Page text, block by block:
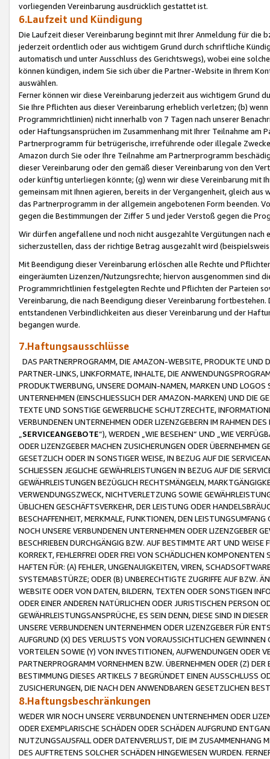
vorliegenden Vereinbarung ausdrücklich gestattet ist.
6.Laufzeit und Kündigung
Die Laufzeit dieser Vereinbarung beginnt mit Ihrer Anmeldung für die
jederzeit ordentlich oder aus wichtigem Grund durch schriftliche
automatisch und unter Ausschluss des Gerichtswegs), wobei eine
können kündigen, indem Sie sich über die Partner-Website in Ihrem
auswählen.
Ferner können wir diese Vereinbarung jederzeit aus wichtigem Grund
Sie Ihre Pflichten aus dieser Vereinbarung erheblich verletzen; (b)
Programmrichtlinien) nicht innerhalb von 7 Tagen nach unserer
oder Haftungsansprüchen im Zusammenhang mit Ihrer Teilnahme am
Partnerprogramm für betrügerische, irreführende oder illegale
Amazon durch Sie oder Ihre Teilnahme am Partnerprogramm
dieser Vereinbarung oder den gemäß dieser Vereinbarung von den
oder künftig unterliegen könnte; (g) wenn wir diese Vereinbarung mit
gemeinsam mit Ihnen agieren, bereits in der Vergangenheit, gleich
das Partnerprogramm in der allgemein angebotenen Form beenden.
gegen die Bestimmungen der Ziffer 5 und jeder Verstoß gegen die
Wir dürfen angefallene und noch nicht ausgezahlte Vergütungen
sicherzustellen, dass der richtige Betrag ausgezahlt wird
Mit Beendigung dieser Vereinbarung erlöschen alle Rechte und
eingeräumten Lizenzen/Nutzungsrechte; hiervon ausgenommen sind
Programmrichtlinien festgelegten Rechte und Pflichten der Parteien
Vereinbarung, die nach Beendigung dieser Vereinbarung
entstandenen Verbindlichkeiten aus dieser Vereinbarung und der
begangen wurde.
7.Haftungsausschlüsse
DAS PARTNERPROGRAMM, DIE AMAZON-WEBSITE, PRODUKTE UND
PARTNER-LINKS, LINKFORMATE, INHALTE, DIE
PRODUKTWERBUNG, UNSERE DOMAIN-NAMEN, MARKEN UND
UNTERNEHMEN (EINSCHLIESSLICH DER AMAZON-MARKEN) UND DIE
TEXTE UND SONSTIGE GEWERBLICHE SCHUTZRECHTE,
VERBUNDENEN UNTERNEHMEN ODER LIZENZGEBERN IM RAHMEN
SERVICEANGEBOTE“), WERDEN „WIE BESEHEN“ UND „WIE
ODER LIZENZGEBER MACHEN ZUSICHERUNGEN ODER ÜBERNEHMEN
GESETZLICH ODER IN SONSTIGER WEISE, IN BEZUG AUF DIE
SCHLIESSEN JEGLICHE GEWÄHRLEISTUNGEN IN BEZUG AUF DIE
GEWÄHRLEISTUNGEN BEZÜGLICH RECHTSMÄNGELN,
VERWENDUNGSZWECK, NICHTVERLETZUNG SOWIE
ÜBLICHEN GESCHÄFTSVERKEHR, DER LEISTUNG ODER
BESCHAFFENHEIT, MERKMALE, FUNKTIONEN, DEN
NOCH UNSERE VERBUNDENEN UNTERNEHMEN ODER LIZENZGEBER
BESCHRIEBEN DURCHGÄNGIG BZW. AUF BESTIMMTE ART UND
KORREKT, FEHLERFREI ODER FREI VON SCHÄDLICHEN
HAFTEN FÜR: (A) FEHLER, UNGENAUIGKEITEN, VIREN,
SYSTEMABSTÜRZE; ODER (B) UNBERECHTIGTE ZUGRIFFE AUF BZW.
WEBSITE ODER VON DATEN, BILDERN, TEXTEN ODER SONSTIGEN
ODER EINER ANDEREN NATÜRLICHEN ODER JURISTISCHEN PERSON
GEWÄHRLEISTUNGSANSPRÜCHE, ES SEIN DENN, DIESE SIND IN
UNSERE VERBUNDENEN UNTERNEHMEN ODER LIZENZGEBER FÜR
AUFGRUND (X) DES VERLUSTS VON VORAUSSICHTLICHEN
VORTEILEN SOWIE (Y) VON INVESTITIONEN, AUFWENDUNGEN ODER
PARTNERPROGRAMM VORNEHMEN BZW. ÜBERNEHMEN ODER (Z)
BESTIMMUNG DIESES ARTIKELS 7 BEGRÜNDET EINEN AUSSCHLUSS
ZUSICHERUNGEN, DIE NACH DEN ANWENDBAREN GESETZLICHEN
8.Haftungsbeschränkungen
WEDER WIR NOCH UNSERE VERBUNDENEN UNTERNEHMEN ODER
ODER EXEMPLARISCHE SCHÄDEN ODER SCHÄDEN AUFGRUND
NUTZUNGSAUSFALL ODER DATENVERLUST, DIE IM ZUSAMMENHANG
DES AUFTRETENS SOLCHER SCHÄDEN HINGEWIESEN WURDEN.